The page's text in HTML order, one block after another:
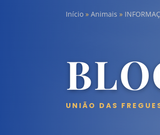
Início »Animais »
UNIÃO DAS